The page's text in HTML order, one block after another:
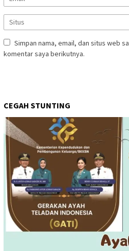
Simpan nama, email, dan situs web
komentar saya berikutnya.
CEGAH STUNTING